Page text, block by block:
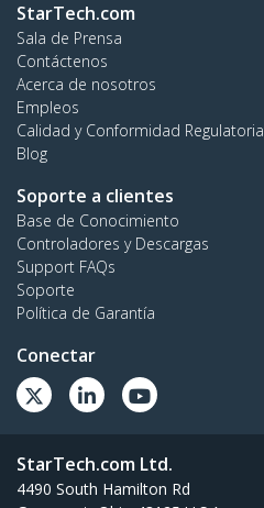
StarTech.com
Sala de Prensa
Contáctenos
Acerca de nosotros
Empleos
Calidad y Conformidad Regulatoria
Blog
Soporte a clientes
Base de Conocimiento
Controladores y Descargas
Support FAQs
Soporte
Política de Garantía
Conectar
StarTech.com Ltd.
4490 South Hamilton Rd